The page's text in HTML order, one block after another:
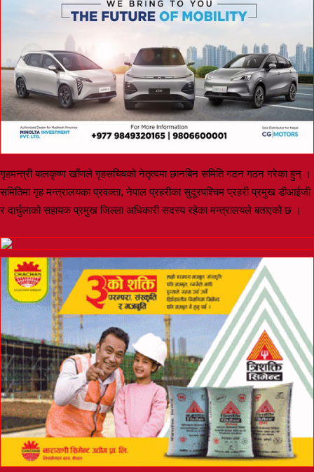
गृहमन्त्री बालकृष्ण खाँणले गृहसचिवको नेतृत्वमा छानबिन समिति गठन गठन गरेका हुन् ।
समितिमा गृह मन्त्रालयका प्रवक्ता, नेपाल प्रहरीका सुदूरपश्चिम प्रहरी प्रमुख डीआईजी
र दार्चुलाको सहायक प्रमुख जिल्ला अधिकारी सदस्य रहेका मन्त्रालयले बताएको छ ।